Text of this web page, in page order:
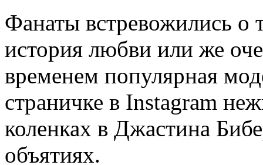
Фанаты встревожились о
история любви или же
временем популярная
страничке в Instagram
коленках в Джастина
объятиях.